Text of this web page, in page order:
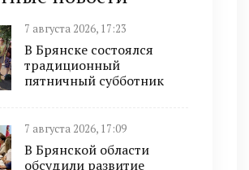
7 августа 2026, 17:23
В Брянске состоялся
традиционный
пятничный субботник
7 августа 2026, 17:09
В Брянской области
обсудили развитие